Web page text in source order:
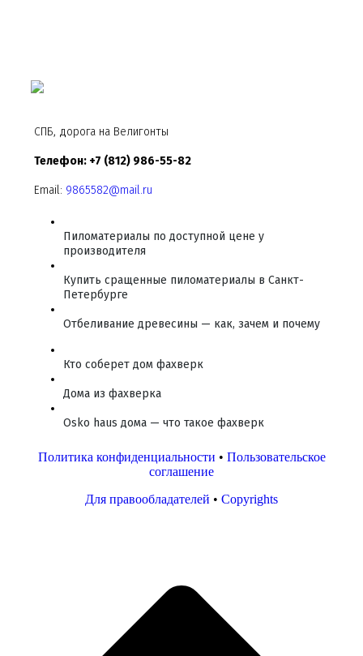
СПБ, дорога на Велигонты
Телефон: +7 (812) 986-55-82
Email: 9865582@mail.ru
Пиломатериалы по доступной цене у
производителя
Купить сращенные пиломатериалы в Санкт-
Петербурге
Отбеливание древесины — как, зачем и почему
Кто соберет дом фахверк
Дома из фахверка
Osko haus дома — что такое фахверк
Политика конфиденциальности • Пользовательское
соглашение
Для правообладателей • Copyrights